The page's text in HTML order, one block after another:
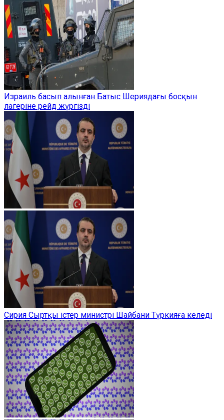
Израиль басып алынған Батыс Шериядағы босқын
лагеріне рейд жүргізді
Сирия Сыртқы істер министрі Шайбани Түркияға келеді